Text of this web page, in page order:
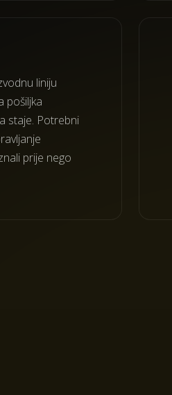
liniju
pošiljka
staje. Potrebni
prije nego